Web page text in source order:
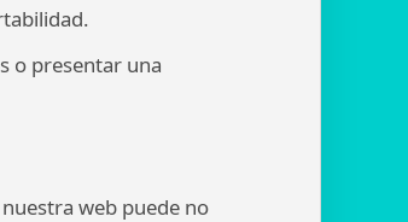
o presentar una
web puede no